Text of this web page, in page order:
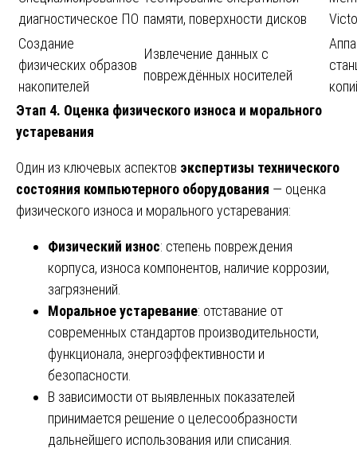
диагностическое ПО памяти, поверхности дисков
Создание
физических образов
накопителей
Извлечение данных с
повреждённых носителей
Этап 4. Оценка физического износа и морального
устаревания
Один из ключевых аспектов экспертизы технического
состояния компьютерного оборудования — оценка
физического износа и морального устаревания:
Физический износ: степень повреждения
корпуса, износа компонентов, наличие коррозии,
загрязнений.
Моральное устаревание: отставание от
современных стандартов производительности,
функционала, энергоэффективности и
безопасности.
В зависимости от выявленных показателей
принимается решение о целесообразности
дальнейшего использования или списания.